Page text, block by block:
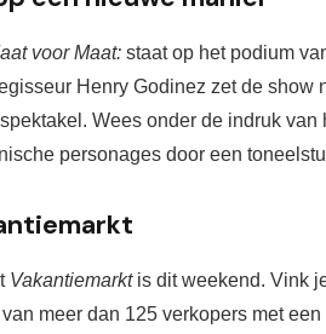
voor Maat: staat op het podium
Henry Godinez zet de show
personages door een
Vakantiemarkt is dit weekend. Vink
meer dan 125 verkopers met